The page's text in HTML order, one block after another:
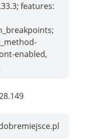
features:
enabled,